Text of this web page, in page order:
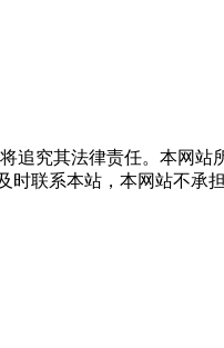
究其法律责任。本网
联系本站，本网站不承担